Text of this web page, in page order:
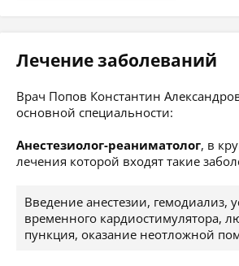
Лечение заболеваний
Врач Попов Константин
основной специальности:
Анестезиолог-реаниматолог, в
лечения которой входят такие
Введение анестезии, гемодиализ,
временного кардиостимулятора,
пункция, оказание неотложной